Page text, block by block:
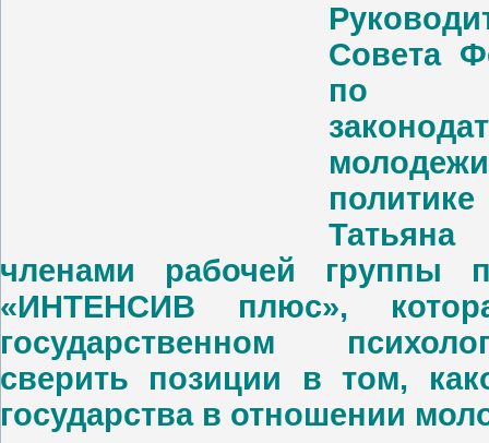
Совета
по
членами рабочей группы
«ИНТЕНСИВ плюс»,
государственном
сверить позиции в том,
государства в отношении